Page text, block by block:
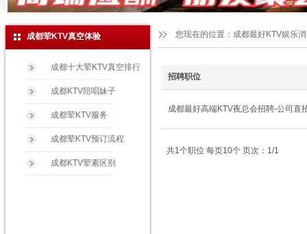
成都荤KTV真空体验
成都十大荤KTV真空排行
成都KTV陪唱妹子
成都荤KTV服务
成都荤KTV预订流程
成都KTV荤素区别
招聘职位
成都最好高端KTV夜总会招聘-公司直
共1个职位 每页10个 页次：1/1
您现在的位置： 成都最好KTV娱乐